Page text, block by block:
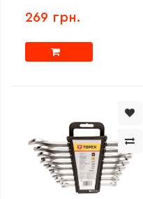
269 грн.